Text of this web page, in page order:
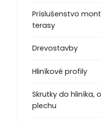
Príslušenstvo
terasy
Drevostavby
Hliníkové profily
Skrutky do hliníka,
plechu